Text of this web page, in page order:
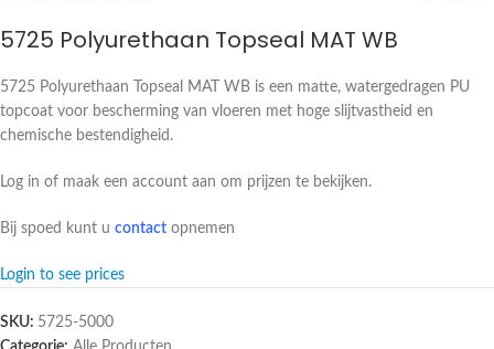
5725 Polyurethaan Topseal MAT WB
5725 Polyurethaan Topseal MAT WB is een matte, watergedragen PU
topcoat voor bescherming van vloeren met hoge slijtvastheid en
chemische bestendigheid.
Log in of maak een account aan om prijzen te bekijken.
Bij spoed kunt u contact opnemen
Login to see prices
SKU: 5725-5000